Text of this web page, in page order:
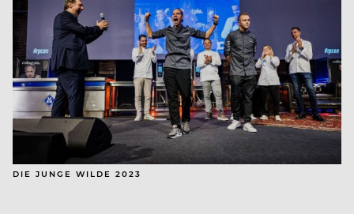
DIE JUNGE WILDE 2023